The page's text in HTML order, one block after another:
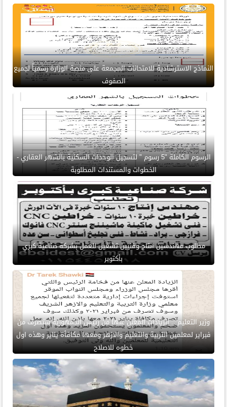
النماذج الاسترشادية للامتحانات المجمعة على منصة الوزارة رسمياً لجميع
الصفوف
الرسوم الكاملة "5 رسوم " لتسجيل الوحدات السكنية بالشهر العقاري -
الخطوات والمستندات المطلوبة
مطلوب مهندسين انتاج وفنيين تشغيل للعمل بشركة صناعية كبري
بأكتوبر
وزير التعليم .. الزيادات المعلن عنها من رئيس الجمهورية ستصرف من
فبراير لمعلمين التربية والتعليم والازهر ومعها مكافأة يناير وهذه اول
خطوه للاصلاح